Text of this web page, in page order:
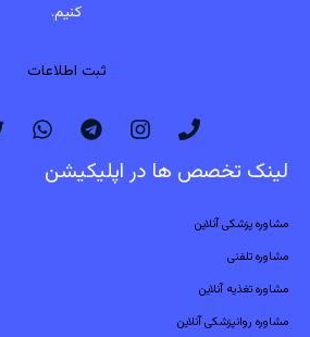
کنیم.
ثبت اطلاعات
لینک تخصص ها در اپلیکیشن
مشاوره پزشکی آنلاین
مشاوره تلفنی
مشاوره تغذیه آنلاین
مشاوره روانپزشکی آنلاین